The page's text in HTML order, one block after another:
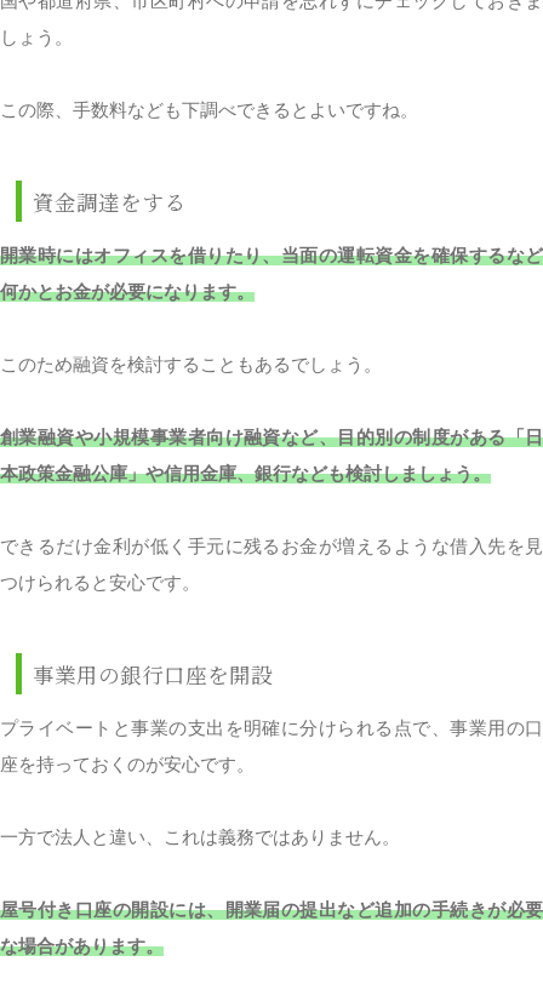
しょう。
この際、手数料なども下調べできるとよいですね。
資金調達をする
開業時にはオフィスを借りたり、当面の運転資金を確保するなど
何かとお金が必要になります。
このため融資を検討することもあるでしょう。
創業融資や小規模事業者向け融資など、目的別の制度がある「日
本政策金融公庫」や信用金庫、銀行なども検討しましょう。
できるだけ金利が低く手元に残るお金が増えるような借入先を見
つけられると安心です。
事業用の銀行口座を開設
プライベートと事業の支出を明確に分けられる点で、事業用の口
座を持っておくのが安心です。
一方で法人と違い、これは義務ではありません。
屋号付き口座の開設には、開業届の提出など追加の手続きが必要
な場合があります。